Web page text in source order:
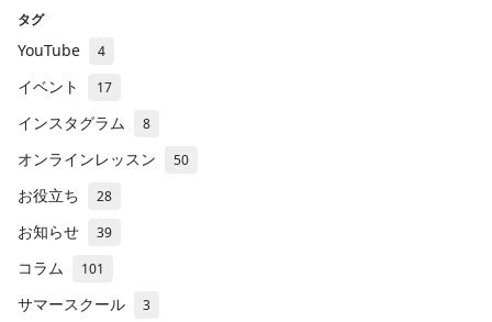
タグ
YouTube 4
イベント 17
インスタグラム 8
オンラインレッスン 50
お役立ち 28
お知らせ 39
コラム 101
サマースクール 3